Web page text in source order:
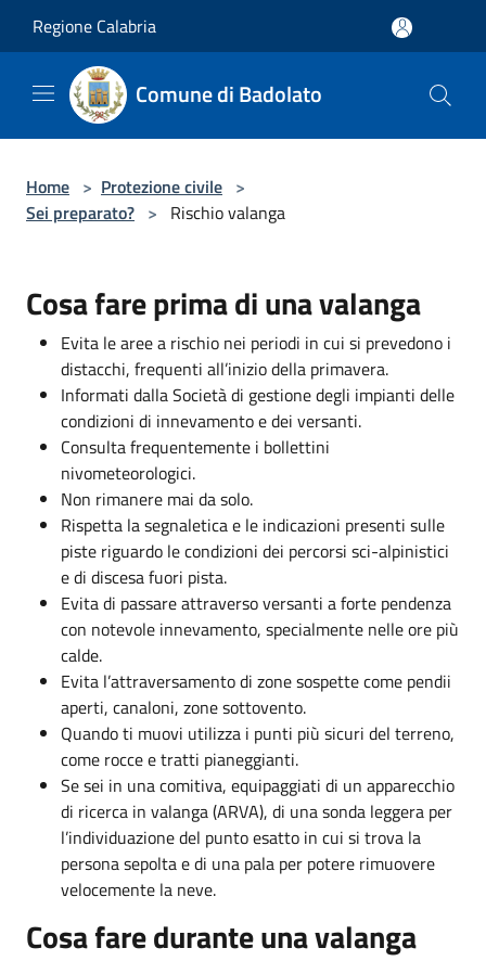
Regione Calabria
Comune di Badolato
Home > Protezione civile >
Sei preparato? > Rischio valanga
Cosa fare prima di una valanga
Evita le aree a rischio nei periodi in cui si prevedono i
distacchi, frequenti all’inizio della primavera.
Informati dalla Società di gestione degli impianti delle
condizioni di innevamento e dei versanti.
Consulta frequentemente i bollettini
nivometeorologici.
Non rimanere mai da solo.
Rispetta la segnaletica e le indicazioni presenti sulle
piste riguardo le condizioni dei percorsi sci-alpinistici
e di discesa fuori pista.
Evita di passare attraverso versanti a forte pendenza
con notevole innevamento, specialmente nelle ore più
calde.
Evita l’attraversamento di zone sospette come pendii
aperti, canaloni, zone sottovento.
Quando ti muovi utilizza i punti più sicuri del terreno,
come rocce e tratti pianeggianti.
Se sei in una comitiva, equipaggiati di un apparecchio
di ricerca in valanga (ARVA), di una sonda leggera per
l’individuazione del punto esatto in cui si trova la
persona sepolta e di una pala per potere rimuovere
velocemente la neve.
Cosa fare durante una valanga